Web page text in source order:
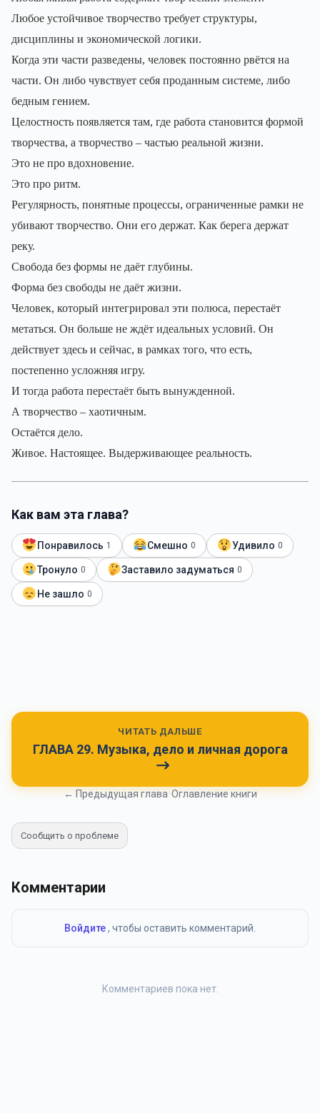
Любое устойчивое творчество требует структуры,
дисциплины и экономической логики.
Когда эти части разведены, человек постоянно рвётся на
части. Он либо чувствует себя проданным системе, либо
бедным гением.
Целостность появляется там, где работа становится формой
творчества, а творчество – частью реальной жизни.
Это не про вдохновение.
Это про ритм.
Регулярность, понятные процессы, ограниченные рамки не
убивают творчество. Они его держат. Как берега держат
реку.
Свобода без формы не даёт глубины.
Форма без свободы не даёт жизни.
Человек, который интегрировал эти полюса, перестаёт
метаться. Он больше не ждёт идеальных условий. Он
действует здесь и сейчас, в рамках того, что есть,
постепенно усложняя игру.
И тогда работа перестаёт быть вынужденной.
А творчество – хаотичным.
Остаётся дело.
Живое. Настоящее. Выдерживающее реальность.
Как вам эта глава?
Понравилось 1 Смешно 0 Удивило 0
Тронуло 0 Заставило задуматься 0
Не зашло 0
ЧИТАТЬ ДАЛЬШЕ
ГЛАВА 29. Музыка, дело и личная дорога
← Предыдущая глава Оглавление книги
Сообщить о проблеме
Комментарии
Войдите, чтобы оставить комментарий.
Комментариев пока нет.